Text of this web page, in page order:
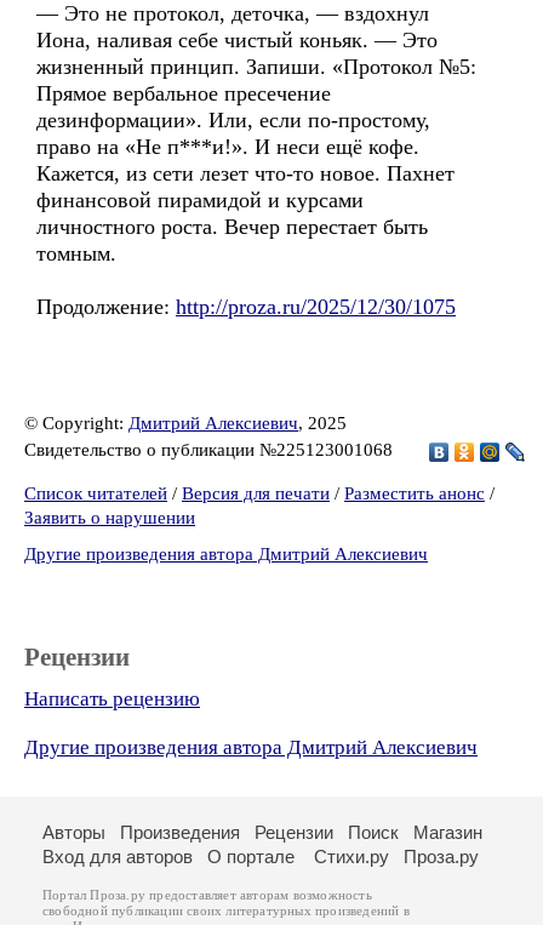
— Это не протокол, деточка, — вздохнул
Иона, наливая себе чистый коньяк. — Это
жизненный принцип. Запиши. «Протокол №5:
Прямое вербальное пресечение
дезинформации». Или, если по-простому,
право на «Не п***и!». И неси ещё кофе.
Кажется, из сети лезет что-то новое. Пахнет
финансовой пирамидой и курсами
личностного роста. Вечер перестает быть
томным.
Продолжение: http://proza.ru/2025/12/30/1075
© Copyright: Дмитрий Алексиевич, 2025
Свидетельство о публикации №225123001068
Список читателей / Версия для печати / Разместить анонс /
Заявить о нарушении
Другие произведения автора Дмитрий Алексиевич
Рецензии
Написать рецензию
Другие произведения автора Дмитрий Алексиевич
Авторы Произведения Рецензии Поиск
Магазин
Вход для авторов
О портале Стихи.ру Проза.ру
Портал Проза.ру предоставляет авторам возможность
свободной публикации своих литературных произведений в